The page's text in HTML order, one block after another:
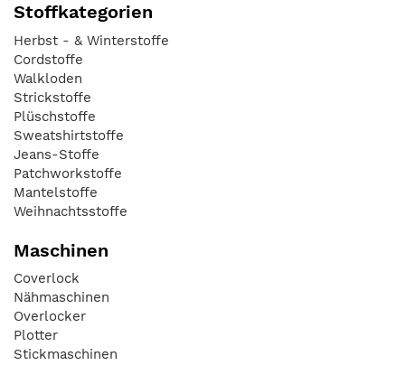
Stoffkategorien
Herbst - & Winterstoffe
Cordstoffe
Walkloden
Strickstoffe
Plüschstoffe
Sweatshirtstoffe
Jeans-Stoffe
Patchworkstoffe
Mantelstoffe
Weihnachtsstoffe
Maschinen
Coverlock
Nähmaschinen
Overlocker
Plotter
Stickmaschinen